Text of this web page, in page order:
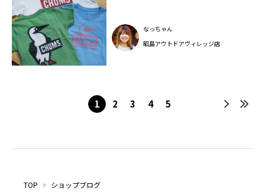
なっちゃん
昭島アウトドアヴィレッジ店
1 2 3 4 5
TOP > ショップブログ